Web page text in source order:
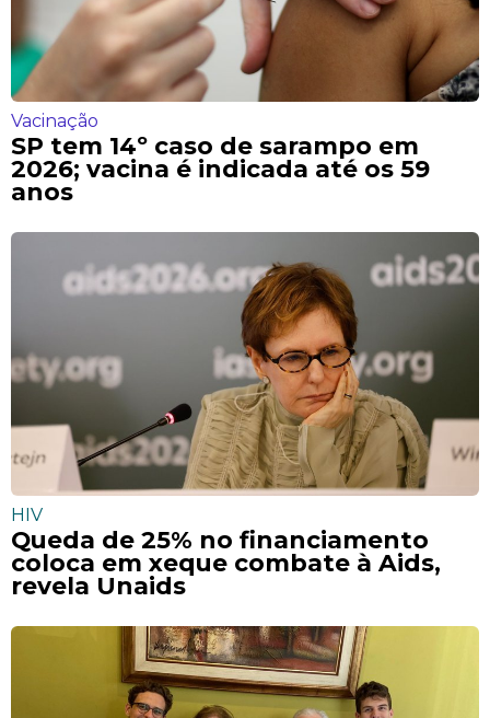
Vacinação
SP tem 14º caso de sarampo em
2026; vacina é indicada até os 59
anos
HIV
Queda de 25% no financiamento
coloca em xeque combate à Aids,
revela Unaids